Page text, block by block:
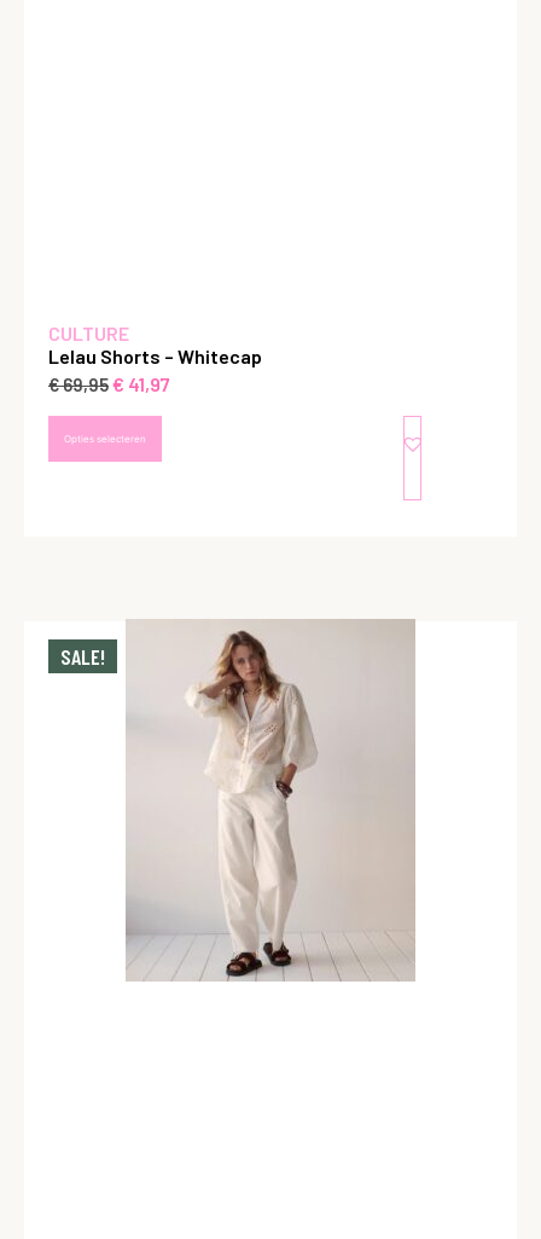
CULTURE
Lelau Shorts – Whitecap
€69,95€ 41,97
Opties selecteren
SALE!